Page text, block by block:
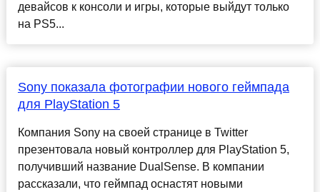
девайсов к консоли и игры, которые выйдут только
на PS5...
Sony показала фотографии нового геймпада
для PlayStation 5
Компания Sony на своей странице в Twitter
презентовала новый контроллер для PlayStation 5,
получивший название DualSense. В компании
рассказали, что геймпад оснастят новыми